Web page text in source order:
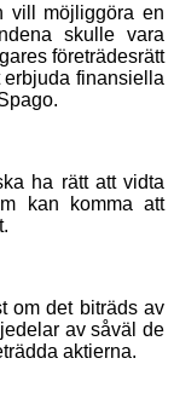
vill möjliggöra en
skulle vara
företrädesrätt
finansiella
ha rätt att vidta
kan komma att
om det biträds av
av såväl de
aktierna.